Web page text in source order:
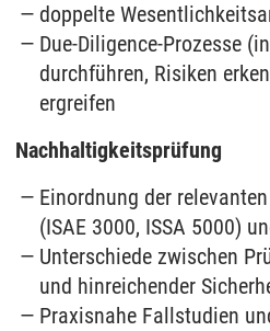
doppelte
Due-Diligence-Prozesse
durchführen, Risiken
ergreifen
Nachhaltigkeitsprüfung
Einordnung der
(ISAE 3000, ISSA 5000)
Unterschiede zwischen
und hinreichender
Praxisnahe Fallstudien